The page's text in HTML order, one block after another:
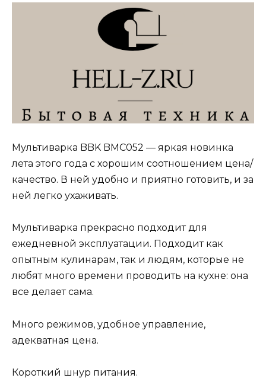
Мультиварка BBK BMC052 ― яркая новинка
лета этого года с хорошим соотношением цена/
качество. В ней удобно и приятно готовить, и за
ней легко ухаживать.
Мультиварка прекрасно подходит для
ежедневной эксплуатации. Подходит как
опытным кулинарам, так и людям, которые не
любят много времени проводить на кухне: она
все делает сама.
Много режимов, удобное управление,
адекватная цена.
Короткий шнур питания.